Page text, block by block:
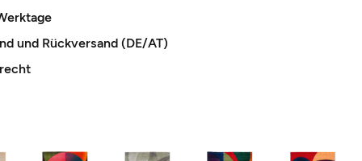
und Rückversand (DE/AT)